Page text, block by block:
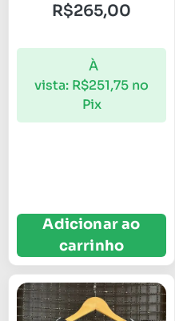
R$265,00
À
vista: R$251,75 no
Pix
Adicionar ao
carrinho